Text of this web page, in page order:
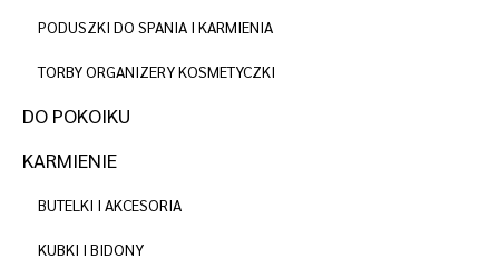
PODUSZKI DO SPANIA I KARMIENIA
TORBY ORGANIZERY KOSMETYCZKI
DO POKOIKU
KARMIENIE
BUTELKI I AKCESORIA
KUBKI I BIDONY